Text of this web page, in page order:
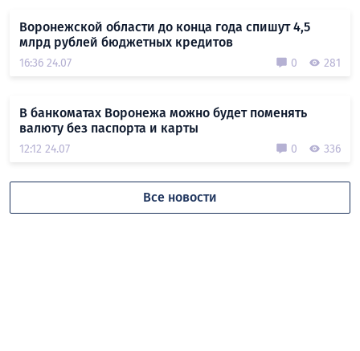
Воронежской области до конца года спишут 4,5
млрд рублей бюджетных кредитов
16:36 24.07 0 281
В банкоматах Воронежа можно будет поменять
валюту без паспорта и карты
12:12 24.07 0 336
Все новости